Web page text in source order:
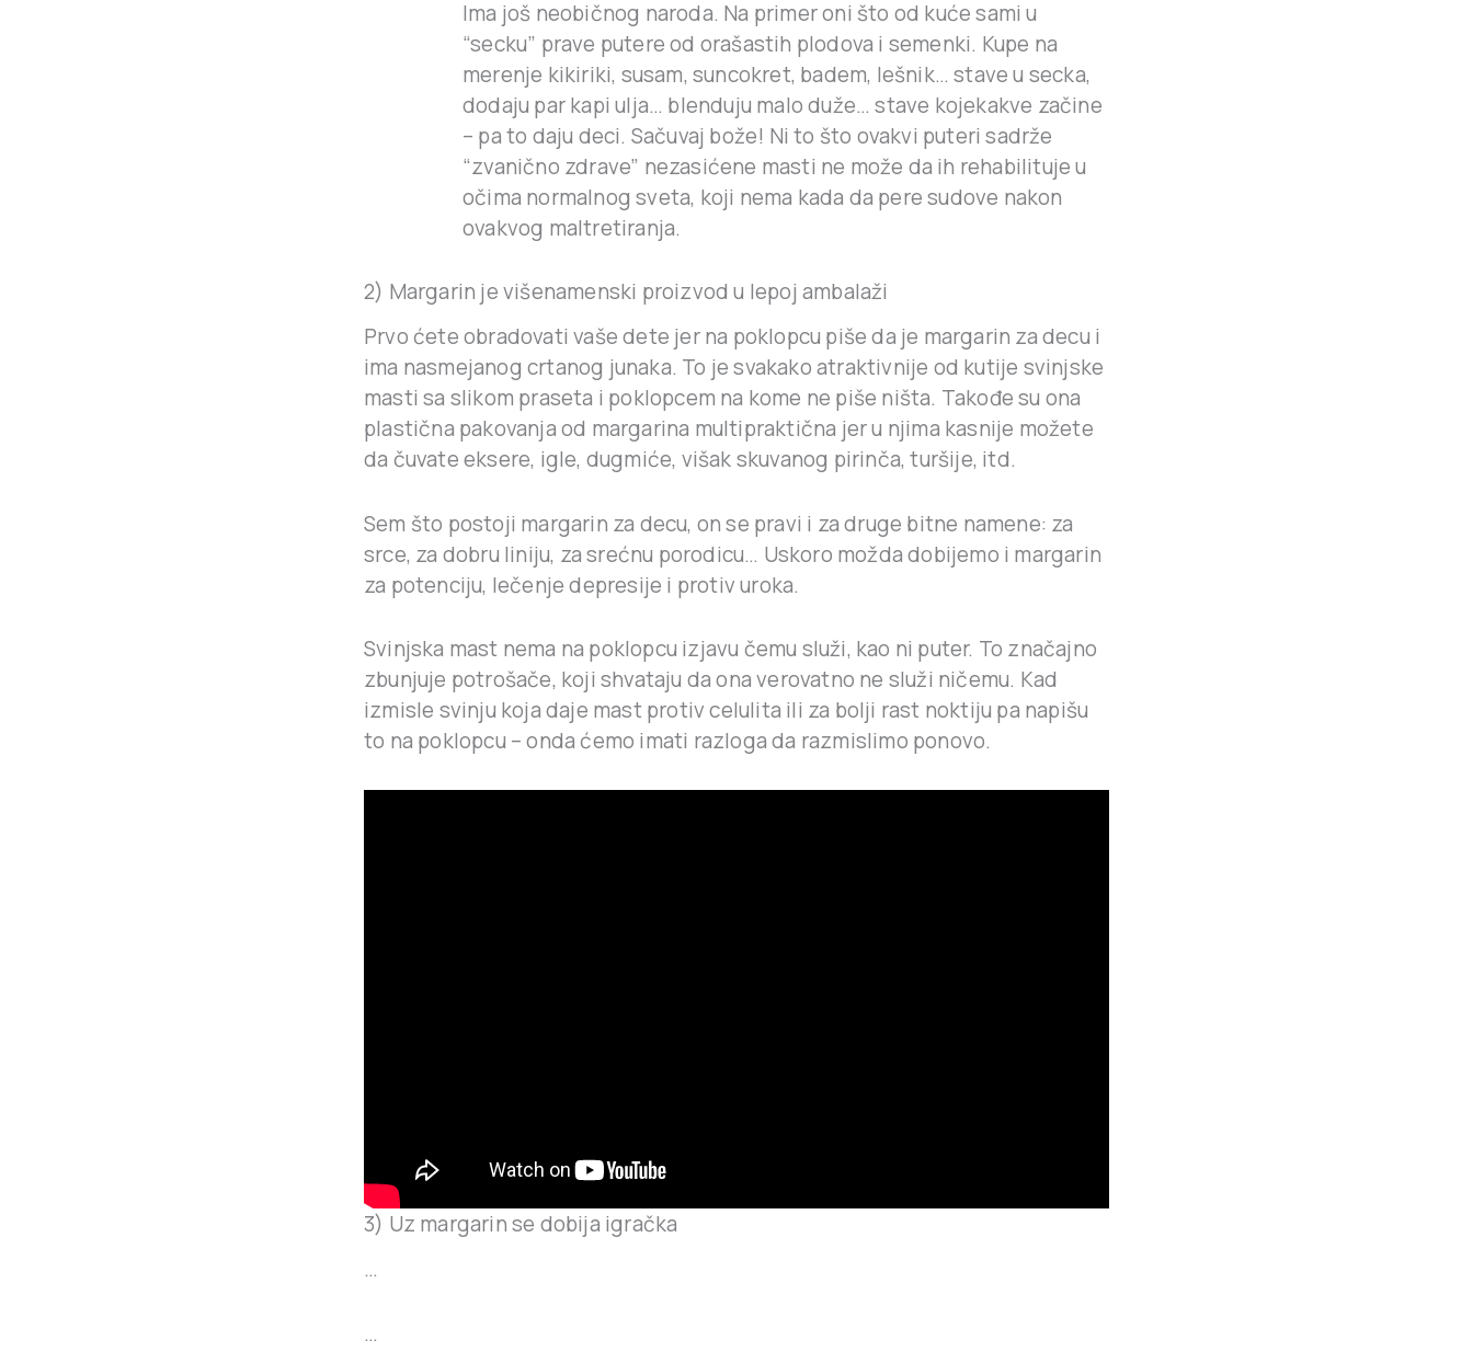
Ima još neobičnog naroda. Na primer oni što od kuće sami u
“secku” prave putere od orašastih plodova i semenki. Kupe na
merenje kikiriki, susam, suncokret, badem, lešnik… stave u secka,
dodaju par kapi ulja… blenduju malo duže… stave kojekakve začine
– pa to daju deci. Sačuvaj bože! Ni to što ovakvi puteri sadrže
“zvanično zdrave” nezasićene masti ne može da ih rehabilituje u
očima normalnog sveta, koji nema kada da pere sudove nakon
ovakvog maltretiranja.
2) Margarin je višenamenski proizvod u lepoj ambalaži
Prvo ćete obradovati vaše dete jer na poklopcu piše da je margarin za decu i
ima nasmejanog crtanog junaka. To je svakako atraktivnije od kutije svinjske
masti sa slikom praseta i poklopcem na kome ne piše ništa. Takođe su ona
plastična pakovanja od margarina multipraktična jer u njima kasnije možete
da čuvate eksere, igle, dugmiće, višak skuvanog pirinča, turšije, itd.
Sem što postoji margarin za decu, on se pravi i za druge bitne namene: za
srce, za dobru liniju, za srećnu porodicu… Uskoro možda dobijemo i margarin
za potenciju, lečenje depresije i protiv uroka.
Svinjska mast nema na poklopcu izjavu čemu služi, kao ni puter. To značajno
zbunjuje potrošače, koji shvataju da ona verovatno ne služi ničemu. Kad
izmisle svinju koja daje mast protiv celulita ili za bolji rast noktiju pa napišu
to na poklopcu – onda ćemo imati razloga da razmislimo ponovo.
3) Uz margarin se dobija igračka
…
…